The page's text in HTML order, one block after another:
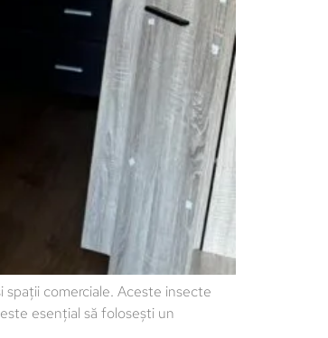
comerciale. Aceste insecte
esențial să folosești un